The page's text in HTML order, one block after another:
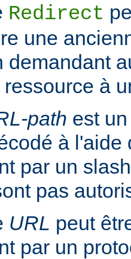
Redirect
une
demandant
à
path est
à l'aide
par un
pas
URL peut
par un